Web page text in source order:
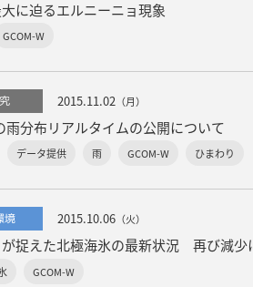
に迫るエルニーニョ現象
GCOM-W
2015.11.02 （月）
雨分布リアルタイムの公開について
データ提供 雨 GCOM-W ひまわり
境 2015.10.06 （火）
が捉えた北極海氷の最新状況 再び減
GCOM-W